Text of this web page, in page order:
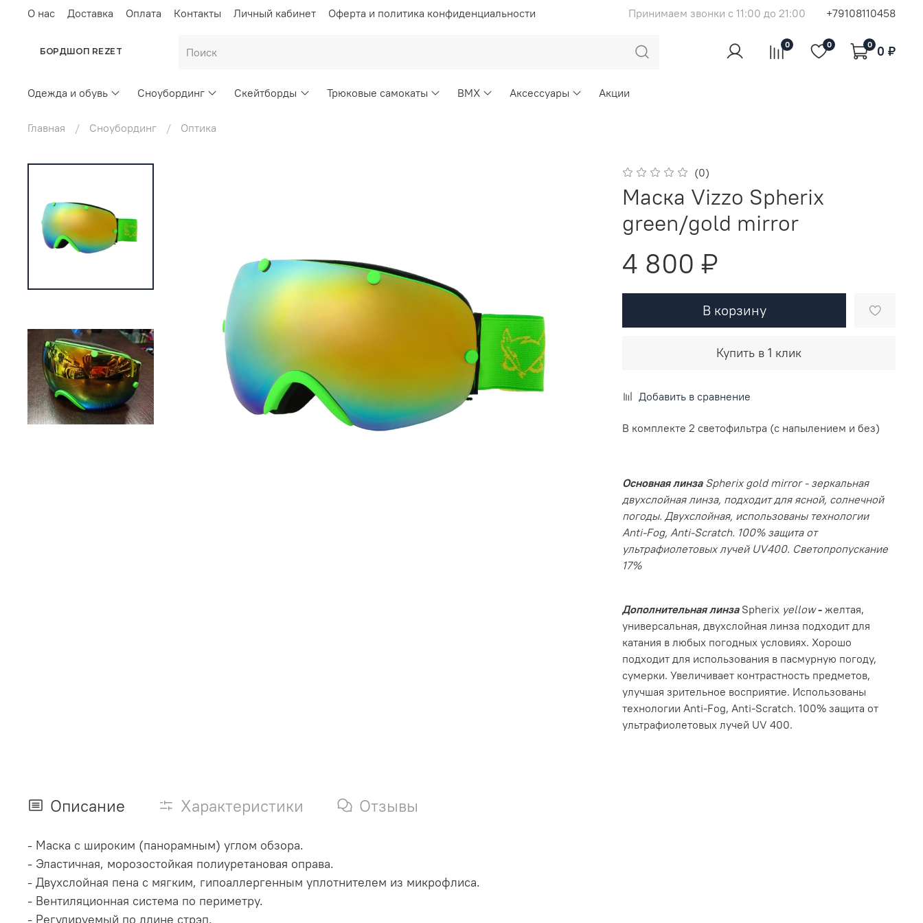
О нас Доставка Оплата Контакты Личный кабинет Оферта и политика конфиденциальности Принимаем звонки с 11:00 до 21:00 +79108110458
БОРДШОП REZET
0 0 0 0 ₽
Одежда и обувь Сноубординг Скейтборды Трюковые самокаты BMX Аксессуары Акции
Главная Сноубординг Оптика
(0)
Маска Vizzo Spherix
green/gold mirror
4 800 ₽
В корзину
Купить в 1 клик
Добавить в сравнение
В комплекте 2 светофильтра (с напылением и без)
Основная линзаSpherix gold mirror - зеркальная
двухслойная линза, подходит для ясной, солнечной
погоды. Двухслойная, использованы технологии
Anti-Fog, Anti-Scratch. 100% защита от
ультрафиолетовых лучей UV400. Светопропускание
17%
Дополнительная линзаSpherix yellow - желтая,
универсальная, двухслойная линза подходит для
катания в любых погодных условиях. Хорошо
подходит для использования в пасмурную погоду,
сумерки. Увеличивает контрастность предметов,
улучшая зрительное восприятие. Использованы
технологии Anti-Fog, Anti-Scratch. 100% защита от
ультрафиолетовых лучей UV 400.
Описание Характеристики Отзывы
- Маска с широким (панорамным) углом обзора.
- Эластичная, морозостойкая полиуретановая оправа.
- Двухслойная пена с мягким, гипоаллергенным уплотнителем из микрофлиса.
- Вентиляционная система по периметру.
- Регулируемый по длине стрэп.